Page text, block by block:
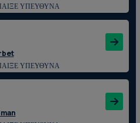
ΥΠΕΥΘΥΝΑ
ΥΠΕΥΘΥΝΑ